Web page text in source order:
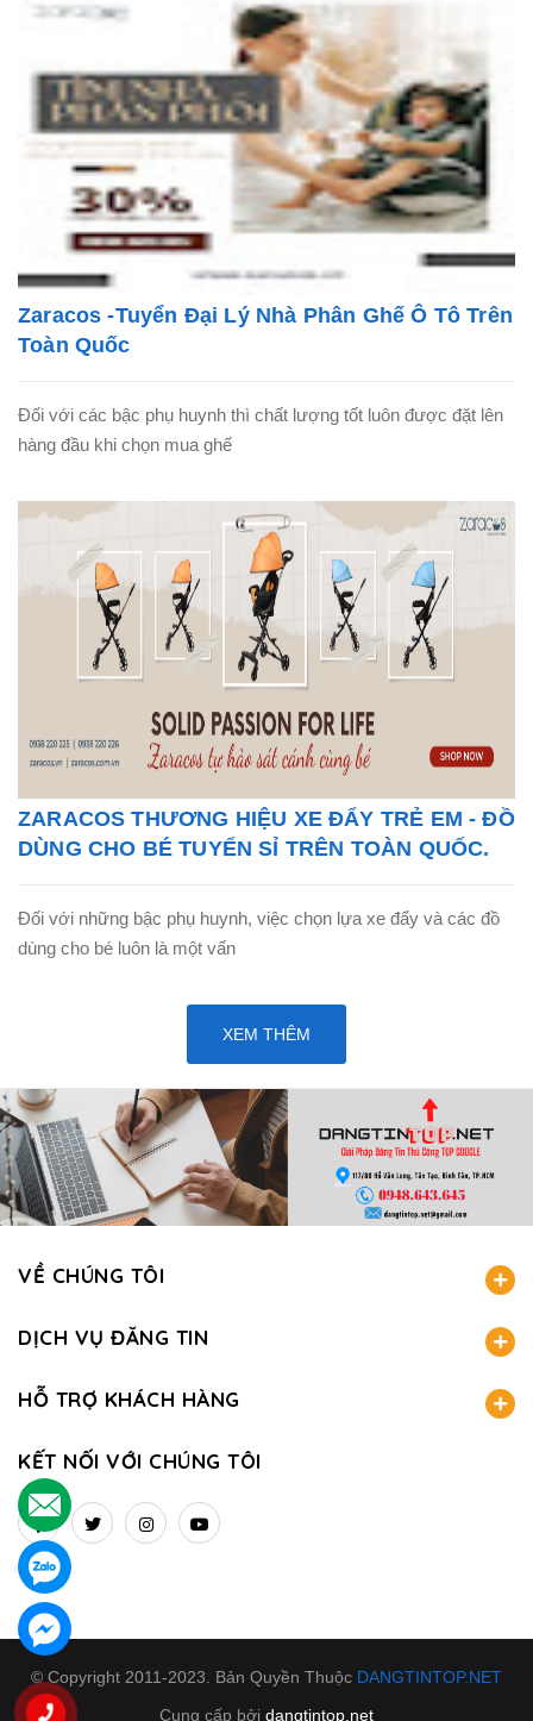
Zaracos -Tuyển Đại Lý Nhà Phân Ghế Ô Tô Trên
Toàn Quốc
Đối với các bậc phụ huynh thì chất lượng tốt luôn được đặt lên
hàng đầu khi chọn mua ghế
ZARACOS THƯƠNG HIỆU XE ĐẨY TRẺ EM - ĐỒ
DÙNG CHO BÉ TUYỂN SỈ TRÊN TOÀN QUỐC.
Đối với những bậc phụ huynh, việc chọn lựa xe đẩy và các đồ
dùng cho bé luôn là một vấn
XEM THÊM
VỀ CHÚNG TÔI
DỊCH VỤ ĐĂNG TIN
HỖ TRỢ KHÁCH HÀNG
KẾT NỐI VỚI CHÚNG TÔI
© Copyright 2011-2023. Bản Quyền Thuộc DANGTINTOP.NET
Cung cấp bởi dangtintop.net
.
.
.